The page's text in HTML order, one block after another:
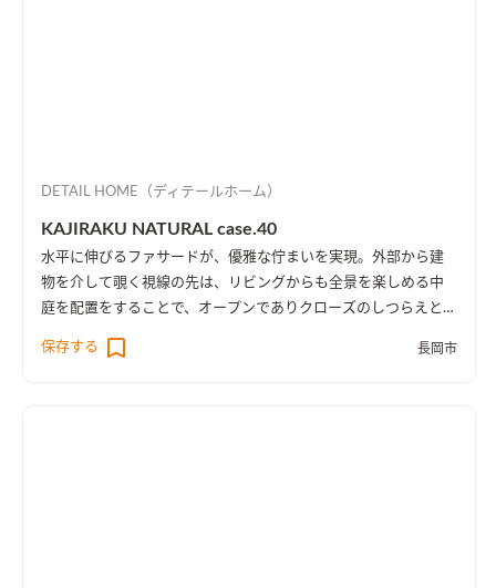
DETAIL HOME（ディテールホーム）
KAJIRAKU NATURAL case.40
水平に伸びるファサードが、優雅な佇まいを実現。外部から建
物を介して覗く視線の先は、リビングからも全景を楽しめる中
庭を配置をすることで、オープンでありクローズのしつらえとし
保存する
長岡市